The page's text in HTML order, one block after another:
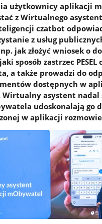
użytkownicy aplikacji
z Wirtualnego
czatbot
z usług
jak złożyć wniosek o
sposób zastrzec PESEL
a także prowadzi do
dostępnych w
asystent nadal
udoskonalają go
w aplikacji